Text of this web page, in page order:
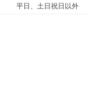
平日、土日祝日以外